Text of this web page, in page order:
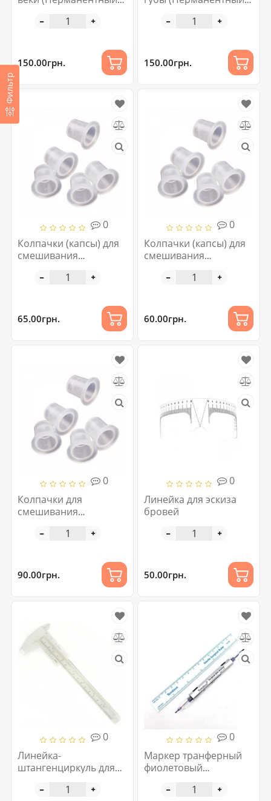
Фильтр
150.00грн. 150.00грн.
0
Колпачки (капсы) для
смешивания
65.00грн.
0
Колпачки (капсы) для
смешивания
60.00грн.
0
Колпачки для
смешивания
90.00грн.
0
Линейка для эскиза
бровей
50.00грн.
0
Линейка-
штангенциркуль для
0
Маркер транферный
фиолетовый